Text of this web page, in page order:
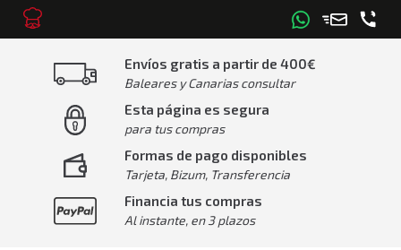
Envíos gratis a partir de 400€
Baleares y Canarias consultar
Esta página es segura
para tus compras
Formas de pago disponibles
Tarjeta, Bizum, Transferencia
Financia tus compras
Al instante, en 3 plazos